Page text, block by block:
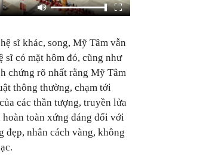
sĩ khác, song, Mỹ Tâm vẫn
sĩ có mặt hôm đó, cũng như
chứng rõ nhất rằng Mỹ Tâm
thông thường, chạm tới
các thần tượng, truyền lửa
toàn xứng đáng đối với
đẹp, nhân cách vàng, không